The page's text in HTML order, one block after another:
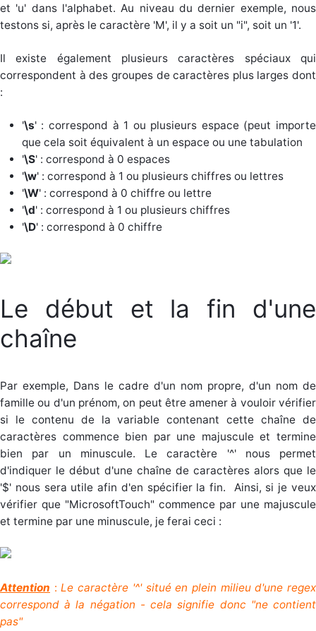
et 'u' dans l'alphabet. Au niveau du dernier exemple, nous
testons si, après le caractère 'M', il y a soit un "i", soit un '1'.
Il existe également plusieurs caractères spéciaux qui
correspondent à des groupes de caractères plus larges dont
:
'\s' : correspond à 1 ou plusieurs espace (peut importe
que cela soit équivalent à un espace ou une tabulation
'\S' : correspond à 0 espaces
'\w' : correspond à 1 ou plusieurs chiffres ou lettres
'\W' : correspond à 0 chiffre ou lettre
'\d' : correspond à 1 ou plusieurs chiffres
'\D' : correspond à 0 chiffre
Le début et la fin d'une
chaîne
Par exemple, Dans le cadre d'un nom propre, d'un nom de
famille ou d'un prénom, on peut être amener à vouloir vérifier
si le contenu de la variable contenant cette chaîne de
caractères commence bien par une majuscule et termine
bien par un minuscule. Le caractère '^' nous permet
d'indiquer le début d'une chaîne de caractères alors que le
'$' nous sera utile afin d'en spécifier la fin.
Ainsi, si je veux
vérifier que "MicrosoftTouch" commence par une majuscule
et termine par une minuscule, je ferai ceci :
Attention :Le caractère '^' situé en plein milieu d'une regex
correspond à la négation - cela signifie donc "ne contient
pas"